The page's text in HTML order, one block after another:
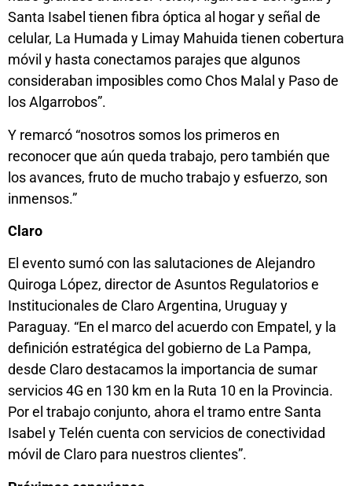
Santa Isabel tienen fibra óptica al hogar y señal de
celular, La Humada y Limay Mahuida tienen cobertura
móvil y hasta conectamos parajes que algunos
consideraban imposibles como Chos Malal y Paso de
los Algarrobos”.
Y remarcó “nosotros somos los primeros en
reconocer que aún queda trabajo, pero también que
los avances, fruto de mucho trabajo y esfuerzo, son
inmensos.”
Claro
El evento sumó con las salutaciones de Alejandro
Quiroga López, director de Asuntos Regulatorios e
Institucionales de Claro Argentina, Uruguay y
Paraguay. “En el marco del acuerdo con Empatel, y la
definición estratégica del gobierno de La Pampa,
desde Claro destacamos la importancia de sumar
servicios 4G en 130 km en la Ruta 10 en la Provincia.
Por el trabajo conjunto, ahora el tramo entre Santa
Isabel y Telén cuenta con servicios de conectividad
móvil de Claro para nuestros clientes”.